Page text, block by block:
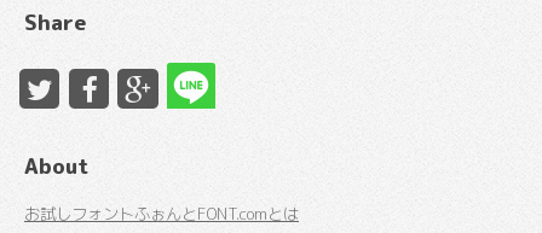
Share
About
お試しフォントふぉんとFONT.comとは